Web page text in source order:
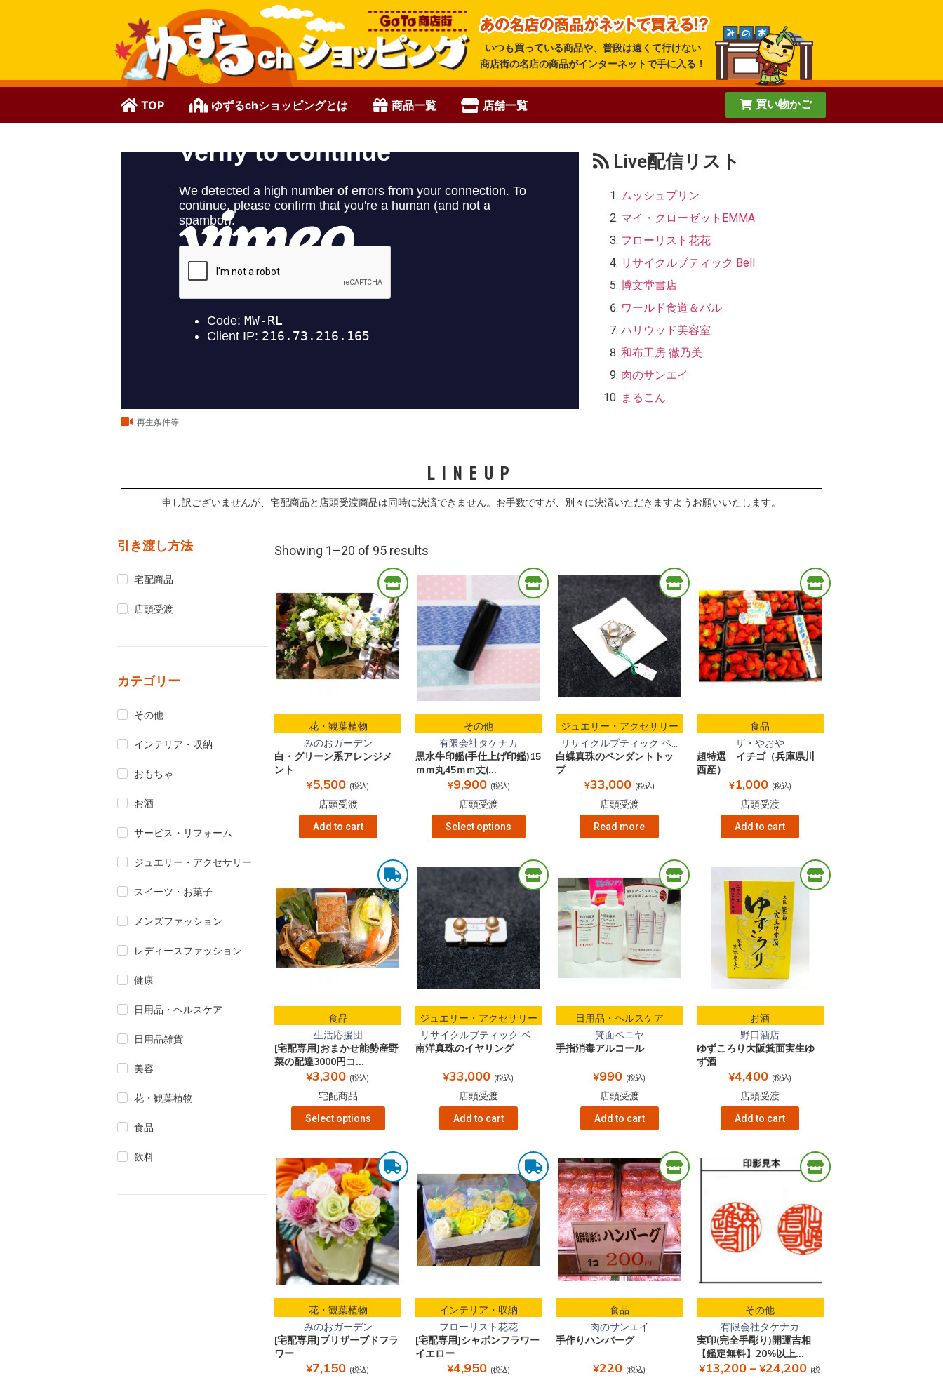
いつも買っている商品や、普段は遠くて行けない
商店街の名店の商品がインターネットで手に入る！
TOP ゆずるchショッピングとは 商品一覧 店舗一覧 買い物かご
再生条件等
Live配信リスト
ムッシュプリン
マイ・クローゼットEMMA
フローリスト花花
リサイクルブティック Bell
博文堂書店
ワールド食道＆バル
ハリウッド美容室
和布工房 徹乃美
肉のサンエイ
まるこん
GOLD CASTLE COFFE
肉の三田亭
三谷屋洋服店
ザ! やおや
野口酒店
(株)セイコー栗生店
ヘアーサロン大和
日之出餅
みのおガーデン
LineUp
申し訳ございませんが、宅配商品と店頭受渡商品は同時に決済できません。お手数ですが、別々に決済いただきますようお願いいたします。
引き渡し方法
宅配商品
店頭受渡
カテゴリー
その他
インテリア・収納
おもちゃ
お酒
サービス・リフォーム
ジュエリー・アクセサリー
スイーツ・お菓子
メンズファッション
レディースファッション
健康
日用品・ヘルスケア
日用品雑貨
美容
花・観葉植物
食品
飲料
Showing 1–20 of 95 results
花・観葉植物
みのおガーデン
白・グリーン系アレンジメ
ント
¥5,500 (税込)
店頭受渡
Add to cart
その他
有限会社タケナカ
黒水牛印鑑(手仕上げ印鑑)15
ｍｍ丸45ｍｍ丈(...
¥9,900 (税込)
店頭受渡
Select options
ジュエリー・アクセサリー
リサイクルブティック ベ...
白蝶真珠のペンダントトッ
プ
¥33,000 (税込)
店頭受渡
Read more
食品
ザ・やおや
超特選 イチゴ（兵庫県川
西産）
¥1,000 (税込)
店頭受渡
Add to cart
食品
生活応援団
[宅配専用]おまかせ能勢産野
菜の配達3000円コ...
¥3,300 (税込)
宅配商品
Select options
ジュエリー・アクセサリー
リサイクルブティック ベ...
南洋真珠のイヤリング
¥33,000 (税込)
店頭受渡
Add to cart
日用品・ヘルスケア
箕面ベニヤ
手指消毒アルコール
¥990 (税込)
店頭受渡
Add to cart
お酒
野口酒店
ゆずころり大阪箕面実生ゆ
ず酒
¥4,400 (税込)
店頭受渡
Add to cart
花・観葉植物
みのおガーデン
[宅配専用]プリザーブドフラ
ワー
¥7,150 (税込)
インテリア・収納
フローリスト花花
[宅配専用]シャボンフラワー
イエロー
¥4,950 (税込)
食品
肉のサンエイ
手作りハンバーグ
¥220 (税込)
その他
有限会社タケナカ
実印(完全手彫り)開運吉相
【鑑定無料】20%以上...
¥13,200 –¥24,200 (税